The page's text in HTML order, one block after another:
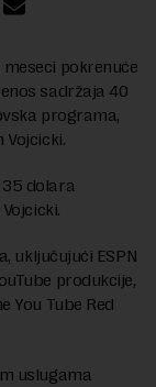
pokrenuće
sadržaja 40
programa,
Vojcicki.
35 dolara
uključujući ESPN
produkcije,
Tube Red
uslugama